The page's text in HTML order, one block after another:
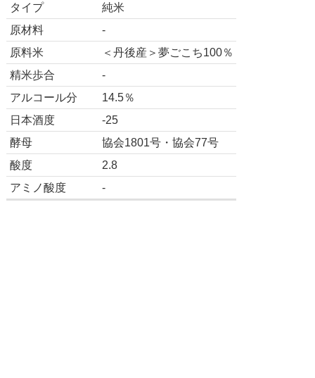
タイプ
純米
原材料
-
原料米
＜丹後産＞夢ごこち100％
精米歩合
-
アルコール分
14.5％
日本酒度
-25
酵母
協会1801号・協会77号
酸度
2.8
アミノ酸度
-